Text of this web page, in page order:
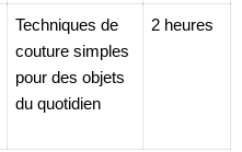
Techniques de
couture simples
pour des objets
du quotidien
2 heures